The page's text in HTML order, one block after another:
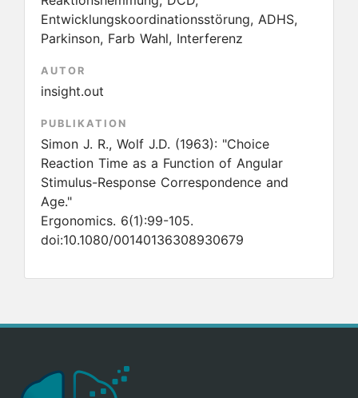
Entwicklungskoordinationsstörung, ADHS,
Parkinson, Farb Wahl, Interferenz
AUTOR
insight.out
PUBLIKATION
Simon J. R., Wolf J.D. (1963): "Choice
Reaction Time as a Function of Angular
Stimulus-Response Correspondence and
Age."
Ergonomics. 6(1):99-105.
doi:10.1080/00140136308930679